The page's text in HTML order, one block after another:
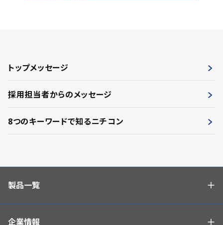
トップメッセージ
採用担当者からのメッセージ
8つのキーワードで知るニチコン
製品一覧
企業情報